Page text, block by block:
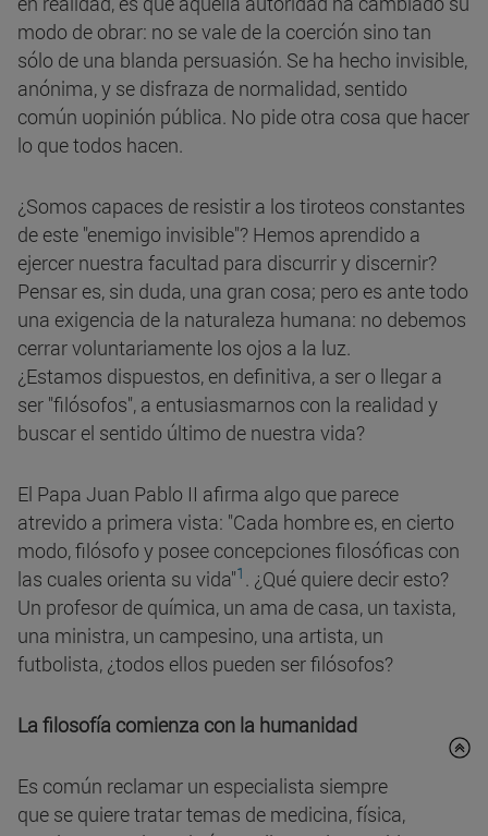
modo de obrar: no se vale de la coerción sino tan
sólo de una blanda persuasión. Se ha hecho invisible,
anónima, y se disfraza de normalidad, sentido
común uopinión pública. No pide otra cosa que hacer
lo que todos hacen.
¿Somos capaces de resistir a los tiroteos constantes
de este "enemigo invisible"? Hemos aprendido a
ejercer nuestra facultad para discurrir y discernir?
Pensar es, sin duda, una gran cosa; pero es ante todo
una exigencia de la naturaleza humana: no debemos
cerrar voluntariamente los ojos a la luz.
¿Estamos dispuestos, en definitiva, a ser o llegar a
ser "filósofos", a entusiasmarnos con la realidad y
buscar el sentido último de nuestra vida?
El Papa Juan Pablo II afirma algo que parece
atrevido a primera vista: "Cada hombre es, en cierto
modo, filósofo y posee concepciones filosóficas con
las cuales orienta su vida"1 . ¿Qué quiere decir esto?
Un profesor de química, un ama de casa, un taxista,
una ministra, un campesino, una artista, un
futbolista, ¿todos ellos pueden ser filósofos?
La filosofía comienza con la humanidad
Es común reclamar un especialista siempre
que se quiere tratar temas de medicina, física,